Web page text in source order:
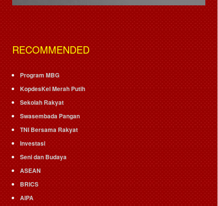
RECOMMENDED
Program MBG
KopdesKel Merah Putih
Sekolah Rakyat
Swasembada Pangan
TNI Bersama Rakyat
Investasi
Seni dan Budaya
ASEAN
BRICS
AIPA